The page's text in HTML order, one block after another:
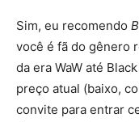
Sim, eu recomendo
você é fã do gênero
da era WaW até
preço atual (baixo,
convite para entrar